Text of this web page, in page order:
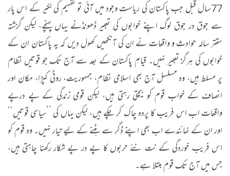
77سال قبل جب پاکستان کی ریاست وجود میں آئی تو تقسیم کی لکیر کے اس پار
سے جوق در جوق لوگ اپنے خوابوں کی تعبیر ڈھونڈنے یہاں پہنچے، لیکن گزشتہ
ستتر سالہ حوادث و واقعات نے ان کی آنکھیں کھول دیں کہ یہ پاکستان ان کے
خوابوں کی ہرگز تعبیر نہیں۔ قیامِ پاکستان کے بعد سے آج تک جو قوتیں نظام
پر مسلط ہیں، وہ مسلسل آج بھی اسلامی نظام، جمہوریت، روٹی کپڑا، مکان اور
انصاف کے خواب قوم کو بیچتی رہتی ہیں، لیکن قومی زندگی کے پے درپے
واقعات اب اس فریب کا پردہ چاک کر چکے ہیں، لیکن یہاں کی ’’سیاسی قوتیں‘‘
اور ان کے نمائندے اب بھی اپنے ڈگر سے ہٹنے کے لیے تیار نہیں۔ وہ قوم کو
اس فریب خوردگی کے نت نئے حربوں کا پے در پے شکار رکھنا چاہتی ہیں،
جس میں آج تک قوم مبتلا ہے۔